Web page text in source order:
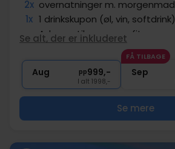
2x overnatninger m. morgenmad
1x 1 drinkskupon (øl, vin, softdrink)
∞
Adgang til sauna og fitness
∞ Gratis internet
Se alt, der er inkluderet
Aug pp999,-
I alt 1998,-
FÅ TILBAGE
Sep
Se mere